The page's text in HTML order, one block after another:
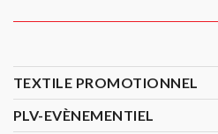
TEXTILE PROMOTIONNEL
PLV-EVÈNEMENTIEL